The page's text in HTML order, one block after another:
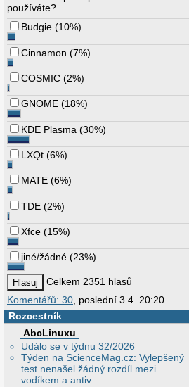
používáte?
Budgie (10%)
Cinnamon (7%)
COSMIC (2%)
GNOME (18%)
KDE Plasma (30%)
LXQt (6%)
MATE (6%)
TDE (2%)
Xfce (15%)
jiné/žádné (23%)
Celkem 2351 hlasů
Komentářů: 30 , poslední 3.4. 20:20
Rozcestník
AbcLinuxu
Událo se v týdnu 32/2026
Týden na ScienceMag.cz: Vylepšený
test nenašel žádný rozdíl mezi
vodíkem a antiv